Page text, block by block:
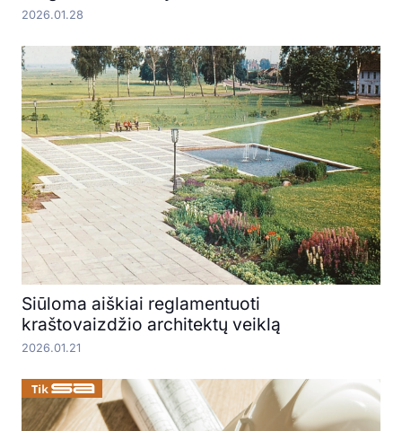
2026.01.28
Siūloma aiškiai reglamentuoti
kraštovaizdžio architektų veiklą
2026.01.21